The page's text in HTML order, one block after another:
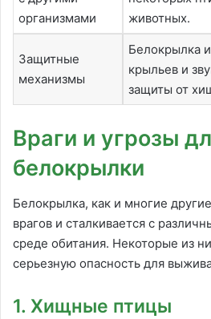
организмами
животных.
Защитные
механизмы
Белокрылка
крыльев и
защиты от
Враги и угрозы
белокрылки
Белокрылка, как и многие
врагов и сталкивается с
среде обитания. Некоторые из
серьезную опасность для
1. Хищные птицы